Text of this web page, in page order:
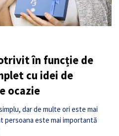
în funcție de
cu idei de
ocazie
dar de multe ori este mai
persoana este mai importantă